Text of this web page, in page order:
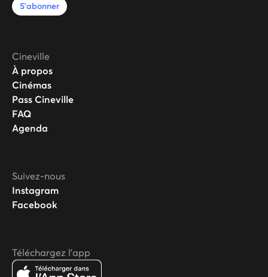
S'abonner
Cineville
À propos
Cinémas
Pass Cineville
FAQ
Agenda
Suivez-nous
Instagram
Facebook
Téléchargez l'app